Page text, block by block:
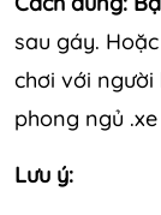
sau gáy.
chơi với
phong ngủ
Lưu ý: